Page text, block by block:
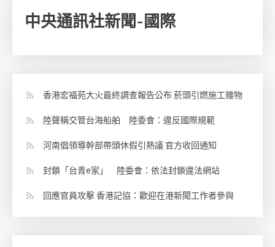
中央通訊社新聞-國際
香港宏福苑大火最終調查報告公布 菸頭引燃施工雜物
陸聲稱交管台海船舶 陸委會：違反國際規範
河南倡領導幹部帶頭休假引熱議 官方收回通知
封鎖「台青e家」 陸委會：依法封鎖違法網站
回應官員攻擊 香港記協：歡迎在港新聞工作者參與